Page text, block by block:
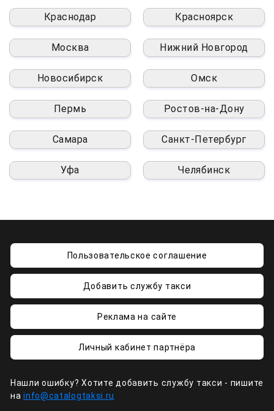
Краснодар Красноярск
Москва Нижний Новгород
Новосибирск Омск
Пермь Ростов-на-Дону
Самара Санкт-Петербург
Уфа Челябинск
Пользовательское соглашение
Добавить службу такси
Реклама на сайте
Личный кабинет партнёра
Нашли ошибку? Хотите добавить службу такси - пишите
наinfo@catalogtaksi.ru